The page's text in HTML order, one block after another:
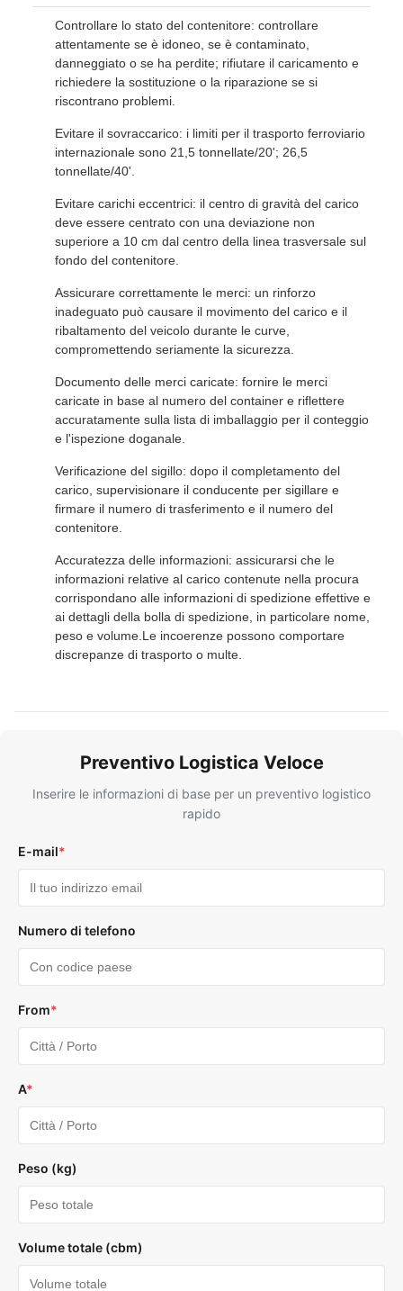
Controllare lo stato del contenitore: controllare
attentamente se è idoneo, se è contaminato,
danneggiato o se ha perdite; rifiutare il caricamento e
richiedere la sostituzione o la riparazione se si
riscontrano problemi.
Evitare il sovraccarico: i limiti per il trasporto ferroviario
internazionale sono 21,5 tonnellate/20'; 26,5
tonnellate/40'.
Evitare carichi eccentrici: il centro di gravità del carico
deve essere centrato con una deviazione non
superiore a 10 cm dal centro della linea trasversale sul
fondo del contenitore.
Assicurare correttamente le merci: un rinforzo
inadeguato può causare il movimento del carico e il
ribaltamento del veicolo durante le curve,
compromettendo seriamente la sicurezza.
Documento delle merci caricate: fornire le merci
caricate in base al numero del container e riflettere
accuratamente sulla lista di imballaggio per il conteggio
e l'ispezione doganale.
Verificazione del sigillo: dopo il completamento del
carico, supervisionare il conducente per sigillare e
firmare il numero di trasferimento e il numero del
contenitore.
Accuratezza delle informazioni: assicurarsi che le
informazioni relative al carico contenute nella procura
corrispondano alle informazioni di spedizione effettive e
ai dettagli della bolla di spedizione, in particolare nome,
peso e volume.Le incoerenze possono comportare
discrepanze di trasporto o multe.
Preventivo Logistica Veloce
Inserire le informazioni di base per un preventivo logistico
rapido
E-mail*
Numero di telefono
From*
A*
Peso (kg)
Volume totale (cbm)